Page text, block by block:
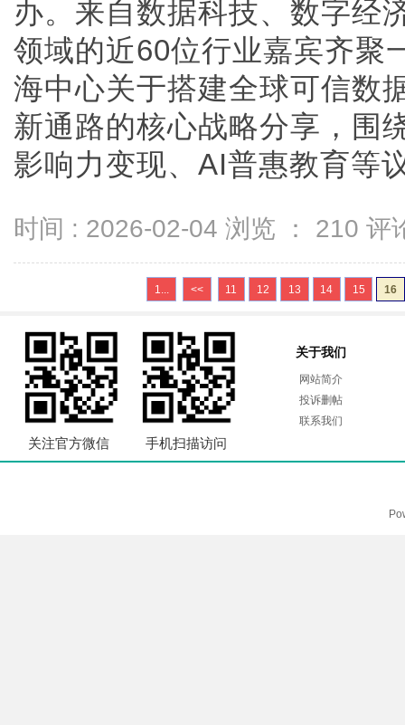
办。来自数据科技、数字经
领域的近60位行业嘉宾齐聚
海中心关于搭建全球可信数
新通路的核心战略分享，围
影响力变现、AI普惠教育等
时间 : 2026-02-04 浏览 ： 210 评
1... << 11 12 13 14 15 16
关注官方微信 手机扫描访问
关于我们
网站简介
投诉删帖
联系我们